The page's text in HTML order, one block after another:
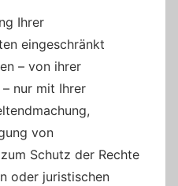
Ihrer
eingeschränkt
– von ihrer
nur mit Ihrer
von
Schutz der Rechte
oder juristischen